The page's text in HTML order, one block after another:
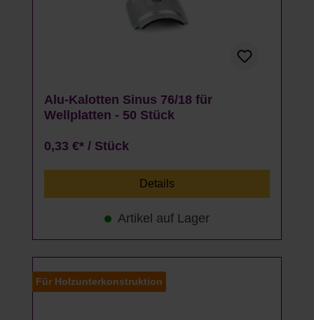
Alu-Kalotten Sinus 76/18 für
Wellplatten - 50 Stück
0,33 €* / Stück
Details
Artikel auf Lager
Für Holzunterkonstruktion